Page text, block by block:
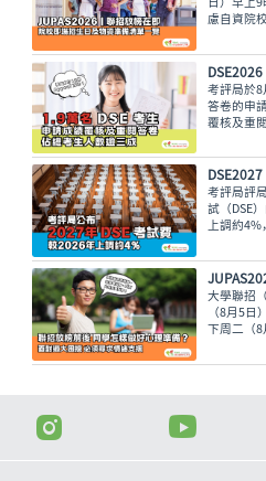
日）早上
慮自資院
各大專院
讓大家今
考評局於8
答卷的申
覆核及重
考評局評
試（DSE
上調約4%
大學聯招
（8月5日
下周二（8
甚麼出路